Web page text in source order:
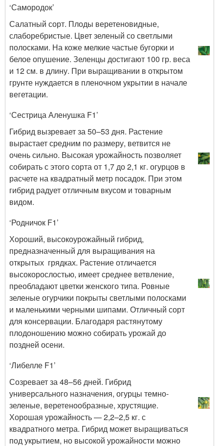
‘Самородок’
Салатный сорт. Плоды веретеновидные,
слаборебристые. Цвет зеленый со светлыми
полосками. На коже мелкие частые бугорки и
белое опушение. Зеленцы достигают 100 гр. веса
и 12 см. в длину. При выращивании в открытом
грунте нуждается в пленочном укрытии в начале
вегетации.
‘Сестрица Аленушка F1’
Гибрид вызревает за 50–53 дня. Растение
вырастает средним по размеру, ветвится не
очень сильно. Высокая урожайность позволяет
собирать с этого сорта от 1,7 до 2,1 кг. огурцов в
расчете на квадратный метр посадок. При этом
гибрид радует отличным вкусом и товарным
видом.
‘Родничок F1’
Хороший, высокоурожайный гибрид,
предназначенный для выращивания на
открытых грядках. Растение отличается
высокорослостью, имеет среднее ветвление,
преобладают цветки женского типа. Ровные
зеленые огурчики покрыты светлыми полосками
и маленькими черными шипами. Отличный сорт
для консервации. Благодаря растянутому
плодоношению можно собирать урожай до
поздней осени.
‘Либелле F1’
Созревает за 48–56 дней. Гибрид
универсального назначения, огурцы темно-
зеленые, веретенообразные, хрустящие.
Хорошая урожайность — 2,2–2,5 кг. с
квадратного метра. Гибрид может выращиваться
под укрытием, но высокой урожайности можно